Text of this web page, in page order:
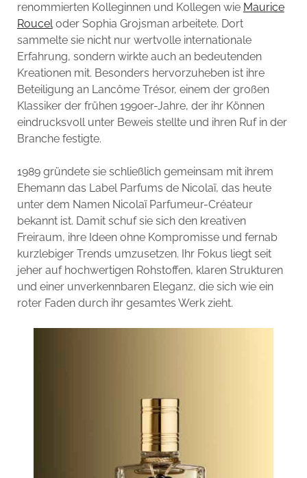
renommierten Kolleginnen und Kollegen wie Maurice
Rouceloder Sophia Grojsman arbeitete. Dort
sammelte sie nicht nur wertvolle internationale
Erfahrung, sondern wirkte auch an bedeutenden
Kreationen mit. Besonders hervorzuheben ist ihre
Beteiligung an Lancôme Trésor, einem der großen
Klassiker der frühen 1990er-Jahre, der ihr Können
eindrucksvoll unter Beweis stellte und ihren Ruf in der
Branche festigte.
1989 gründete sie schließlich gemeinsam mit ihrem
Ehemann das Label Parfums de Nicolaï, das heute
unter dem Namen Nicolaï Parfumeur-Créateur
bekannt ist. Damit schuf sie sich den kreativen
Freiraum, ihre Ideen ohne Kompromisse und fernab
kurzlebiger Trends umzusetzen. Ihr Fokus liegt seit
jeher auf hochwertigen Rohstoffen, klaren Strukturen
und einer unverkennbaren Eleganz, die sich wie ein
roter Faden durch ihr gesamtes Werk zieht.